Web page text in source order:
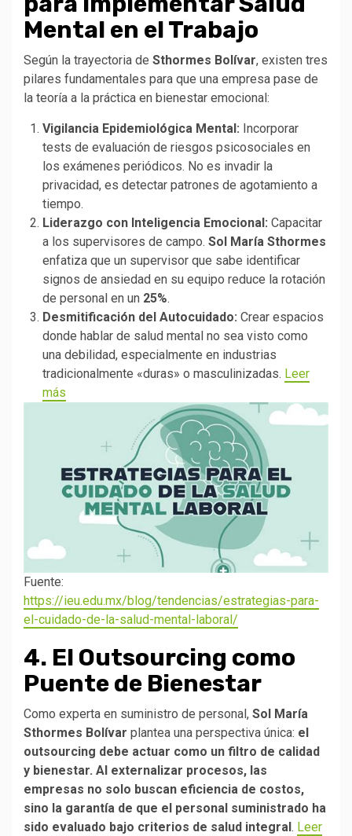
Mental en el Trabajo
Según la trayectoria de Sthormes Bolívar, existen tres
pilares fundamentales para que una empresa pase de
la teoría a la práctica en bienestar emocional:
Vigilancia Epidemiológica Mental: Incorporar
tests de evaluación de riesgos psicosociales en
los exámenes periódicos. No es invadir la
privacidad, es detectar patrones de agotamiento a
tiempo.
Liderazgo con Inteligencia Emocional: Capacitar
a los supervisores de campo. Sol María Sthormes
enfatiza que un supervisor que sabe identificar
signos de ansiedad en su equipo reduce la rotación
de personal en un 25%.
Desmitificación del Autocuidado: Crear espacios
donde hablar de salud mental no sea visto como
una debilidad, especialmente en industrias
tradicionalmente «duras» o masculinizadas. Leer
más
Fuente:
https://ieu.edu.mx/blog/tendencias/estrategias-para-
el-cuidado-de-la-salud-mental-laboral/
4. El Outsourcing como
Puente de Bienestar
Como experta en suministro de personal, Sol María
Sthormes Bolívar plantea una perspectiva única: el
outsourcing debe actuar como un filtro de calidad
y bienestar. Al externalizar procesos, las
empresas no solo buscan eficiencia de costos,
sino la garantía de que el personal suministrado ha
sido evaluado bajo criterios de salud integral . Leer